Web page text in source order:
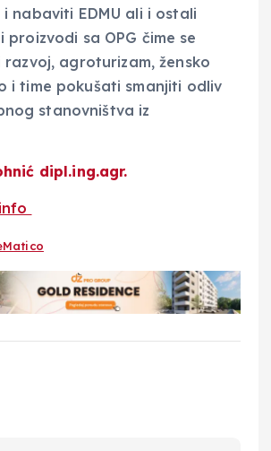
nabaviti EDMU ali i ostali
sa OPG čime se
agroturizam, žensko
i time pokušati smanjiti odliv
stanovništva iz
dipl.ing.agr.